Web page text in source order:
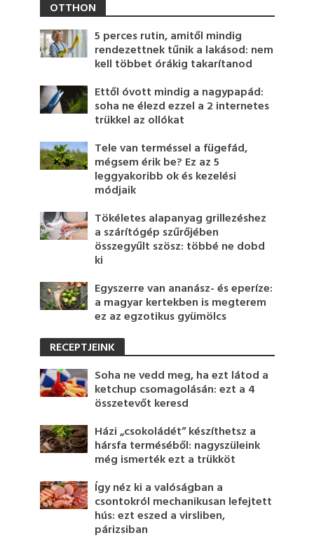
OTTHON
5 perces rutin, amitől mindig
rendezettnek tűnik a lakásod: nem
kell többet órákig takarítanod
Ettől óvott mindig a nagypapád:
soha ne élezd ezzel a 2 internetes
trükkel az ollókat
Tele van terméssel a fügefád,
mégsem érik be? Ez az 5
leggyakoribb ok és kezelési
módjaik
Tökéletes alapanyag grillezéshez
a szárítógép szűrőjében
összegyűlt szösz: többé ne dobd
ki
Egyszerre van ananász- és eperíze:
a magyar kertekben is megterem
ez az egzotikus gyümölcs
RECEPTJEINK
Soha ne vedd meg, ha ezt látod a
ketchup csomagolásán: ezt a 4
összetevőt keresd
Házi „csokoládét” készíthetsz a
hársfa terméséből: nagyszüleink
még ismerték ezt a trükköt
Így néz ki a valóságban a
csontokról mechanikusan lefejtett
hús: ezt eszed a virsliben,
párizsiban